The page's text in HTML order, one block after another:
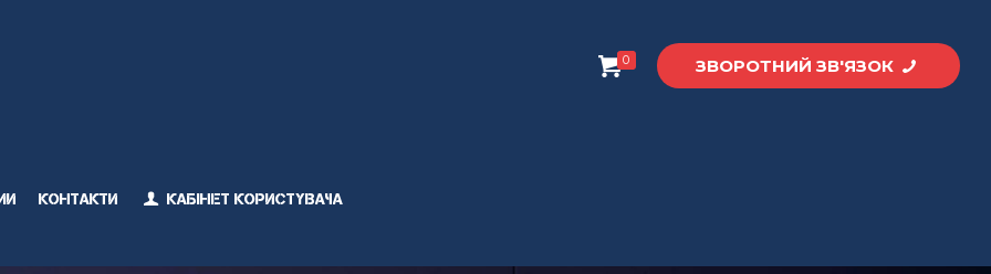
Контакти Кабінет користувача
0 ЗВОРОТНИЙ ЗВ'ЯЗОК